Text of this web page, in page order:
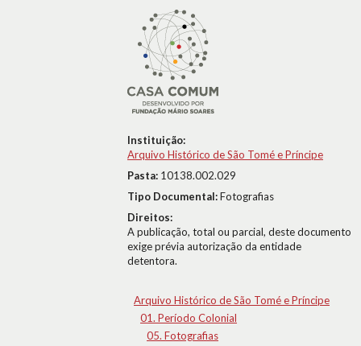
Instituição:
Arquivo Histórico de São Tomé e Príncipe
Pasta: 10138.002.029
Tipo Documental:Fotografias
Direitos:
A publicação, total ou parcial, deste documento
exige prévia autorização da entidade
detentora.
Arquivo Histórico de São Tomé e Príncipe
01. Período Colonial
05. Fotografias